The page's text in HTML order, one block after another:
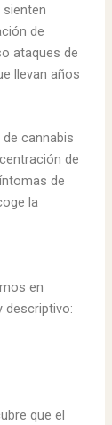
sienten
de
ataques de
llevan años
cannabis
de
de
la
en
descriptivo:
que el